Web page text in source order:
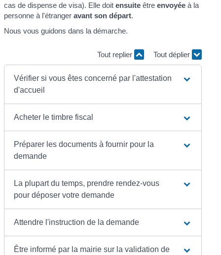
cas de dispense de visa). Elle doitensuite êtreenvoyée à la
personne à l'étrangeravant son départ.
Nous vous guidons dans la démarche.
Tout replier Tout déplier
Vérifier si vous êtes concerné par l'attestation
d'accueil
Acheter le timbre fiscal
Préparer les documents à fournir pour la
demande
La plupart du temps, prendre rendez-vous
pour déposer votre demande
Attendre l'instruction de la demande
Être informé par la mairie sur la validation de